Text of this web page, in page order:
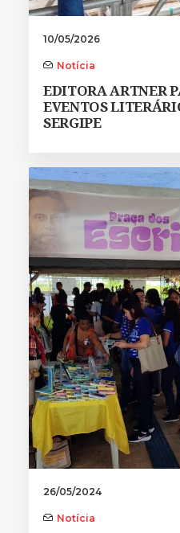
10/05/2026
Notícia
EDITORA ARTNER
EVENTOS
SERGIPE
26/05/2024
Notícia